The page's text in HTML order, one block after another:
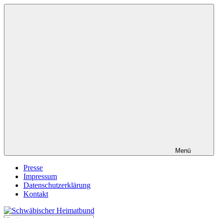
Zum
Menü
Presse
Impressum
Datenschutzerklärung
Kontakt